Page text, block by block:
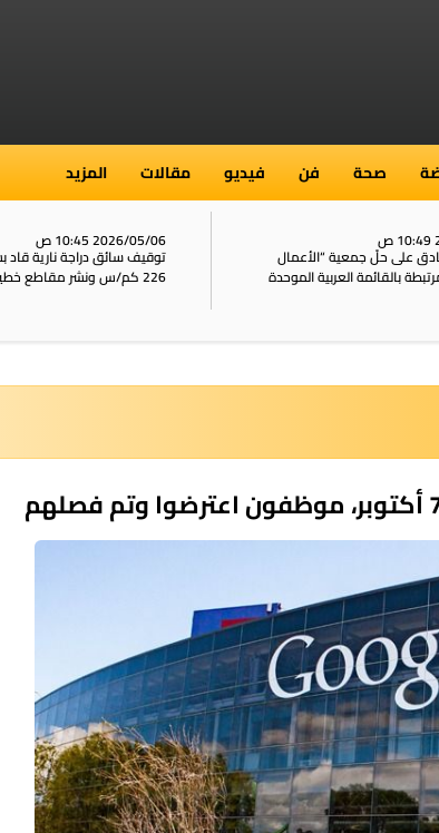
صحة فن فيديو مقالات المزيد
على حلّ جمعية “الأعمال
بالقائمة العربية الموحدة
2026/05/06 10:45 ص
توقيف سائق دراجة نارية
226 كم/س ونشر مقاطع خطيرة على الشبكات